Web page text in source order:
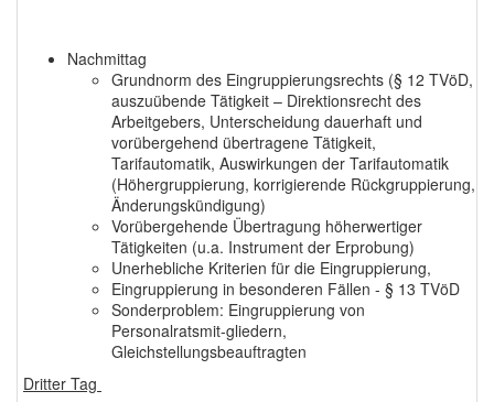
Nachmittag
Grundnorm des Eingruppierungsrechts (§ 12 TVöD,
auszuübende Tätigkeit – Direktionsrecht des
Arbeitgebers, Unterscheidung dauerhaft und
vorübergehend übertragene Tätigkeit,
Tarifautomatik, Auswirkungen der Tarifautomatik
(Höhergruppierung, korrigierende Rückgruppierung,
Änderungskündigung)
Vorübergehende Übertragung höherwertiger
Tätigkeiten (u.a. Instrument der Erprobung)
Unerhebliche Kriterien für die Eingruppierung,
Eingruppierung in besonderen Fällen - § 13 TVöD
Sonderproblem: Eingruppierung von
Personalratsmit-gliedern,
Gleichstellungsbeauftragten
Dritter Tag